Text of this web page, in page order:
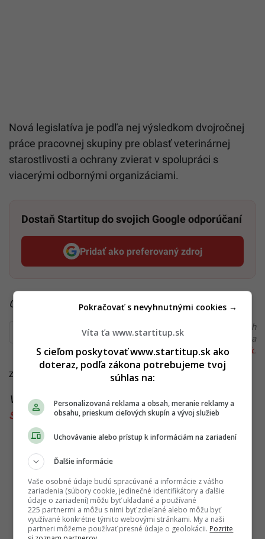
Nová legislatíva je podľa nej výsledkom dvojročnej
práce pracovnej skupiny pre oblasť veterinárnej
starostlivosti a ochrany zvierat v spolupráci s
viacerými odbornými organizáciami.
Dostaň Startitup do svojich Google odporúčaní
Pridať ako preferovaný zdroj
Startitup, odkaz sa otvorí v
Čítaj viac z kategórie:Zo Slovenska
Ďakujeme, že čítaš Startitup. V prípade, že máš postreh
alebo si našiel v článku chybu, napíš nám na
redakcia@startitup.sk.
Zdroj: TASR
Viac k téme:nr sr,petardy,schválenie,silvester
Slovenský silvester,zákaz ohňostrojov
Víta ťa www.startitup.sk
S cieľom poskytovať www.startitup.sk ako
doteraz, podľa zákona potrebujeme tvoj
súhlas na:
Personalizovaná reklama a obsah, meranie reklamy a
obsahu, prieskum cieľových skupín a vývoj služieb
Uchovávanie alebo prístup k informáciám na zariadení
Ďalšie informácie
Vaše osobné údaje budú spracúvané a informácie z vášho
zariadenia (súbory cookie, jedinečné identifikátory a ďalšie
údaje o zariadení) môžu byť ukladané a používané
225 partnermi a môžu s nimi byť zdieľané alebo môžu byť
využívané konkrétne týmito webovými stránkami. My a naši
partneri môžeme používať presné údaje o geolokácii. Pozrite
Pokračovať s nevyhnutnými cookies →